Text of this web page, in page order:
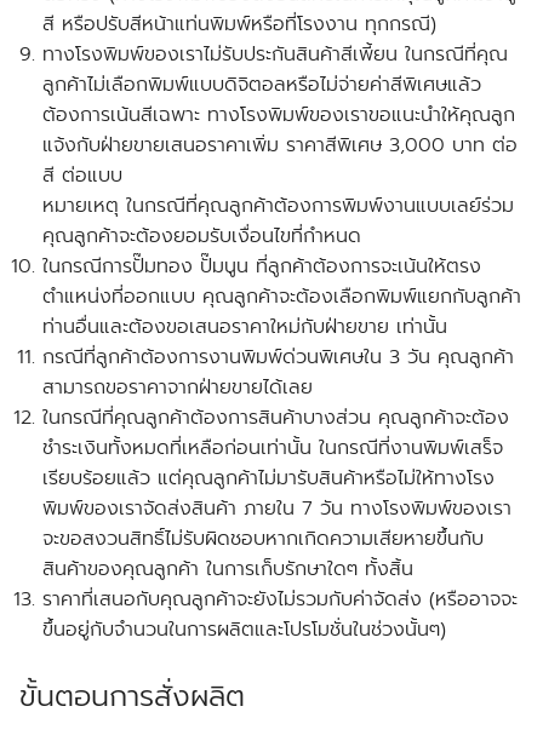
สี หรือปรับสีหน้าแท่นพิมพ์หรือที่โรงงาน ทุกกรณี)
ทางโรงพิมพ์ของเราไม่รับประกันสินค้าสีเพี้ยน ในกรณีที่คุณ
ลูกค้าไม่เลือกพิมพ์แบบดิจิตอลหรือไม่จ่ายค่าสีพิเศษแล้ว
ต้องการเน้นสีเฉพาะ ทางโรงพิมพ์ของเราขอแนะนำให้คุณลูก
แจ้งกับฝ่ายขายเสนอราคาเพิ่ม ราคาสีพิเศษ 3,000 บาท ต่อ
สี ต่อแบบ
หมายเหตุ ในกรณีที่คุณลูกค้าต้องการพิมพ์งานแบบเลย์ร่วม
คุณลูกค้าจะต้องยอมรับเงื่อนไขที่กำหนด
ในกรณีการปั๊มทอง ปั๊มนูน ที่ลูกค้าต้องการจะเน้นให้ตรง
ตำแหน่งที่ออกแบบ คุณลูกค้าจะต้องเลือกพิมพ์แยกกับลูกค้า
ท่านอื่นและต้องขอเสนอราคาใหม่กับฝ่ายขาย เท่านั้น
กรณีที่ลูกค้าต้องการงานพิมพ์ด่วนพิเศษใน 3 วัน คุณลูกค้า
สามารถขอราคาจากฝ่ายขายได้เลย
ในกรณีที่คุณลูกค้าต้องการสินค้าบางส่วน คุณลูกค้าจะต้อง
ชำระเงินทั้งหมดที่เหลือก่อนเท่านั้น ในกรณีที่งานพิมพ์เสร็จ
เรียบร้อยแล้ว แต่คุณลูกค้าไม่มารับสินค้าหรือไม่ให้ทางโรง
พิมพ์ของเราจัดส่งสินค้า ภายใน 7 วัน ทางโรงพิมพ์ของเรา
จะขอสงวนสิทธิ์ไม่รับผิดชอบหากเกิดความเสียหายขึ้นกับ
สินค้าของคุณลูกค้า ในการเก็บรักษาใดๆ ทั้งสิ้น
ราคาที่เสนอกับคุณลูกค้าจะยังไม่รวมกับค่าจัดส่ง(หรืออาจจะ
ขึ้นอยู่กับจำนวนในการผลิตและโปรโมชั่นในช่วงนั้นๆ)
ขั้นตอนการสั่งผลิต